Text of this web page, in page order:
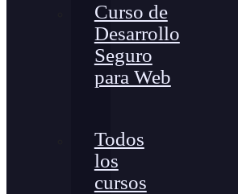
Curso de
Desarrollo
Seguro
para Web
Todos
los
cursos